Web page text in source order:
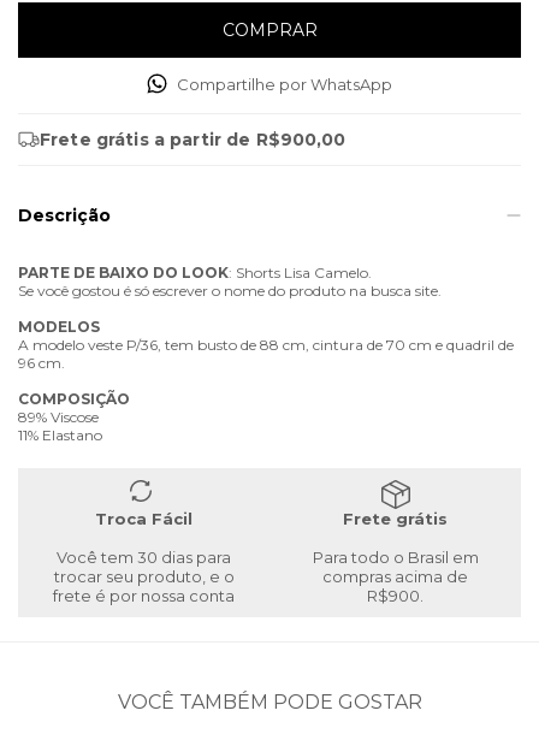
Compartilhe por WhatsApp
Frete grátis a partir de R$900,00
Descrição
PARTE DE BAIXO DO LOOK: Shorts Lisa Camelo.
Se você gostou é só escrever o nome do produto na busca site.
MODELOS
A modelo veste P/36, tem busto de 88 cm, cintura de 70 cm e quadril de
96 cm.
COMPOSIÇÃO
89% Viscose
11% Elastano
Troca Fácil
Você tem 30 dias para
trocar seu produto, e o
frete é por nossa conta
Frete grátis
Para todo o Brasil em
compras acima de
R$900.
VOCÊ TAMBÉM PODE GOSTAR